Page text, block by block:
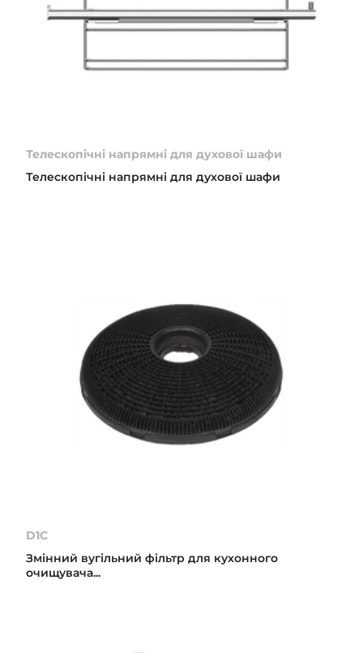
Телескопічні напрямні для духової шафи
Телескопічні напрямні для духової шафи
D1C
Змінний вугільний фільтр для кухонного
очищувача...